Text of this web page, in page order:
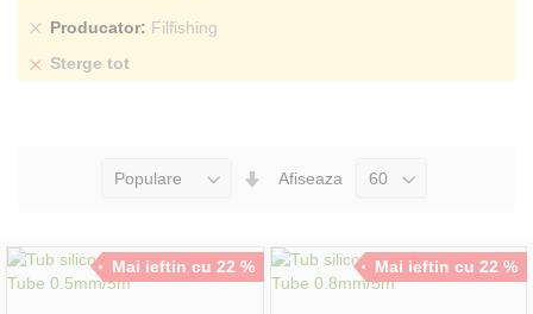
Seteaza
Afiseaza
Mai ieftin cu 22 % Mai ieftin cu 22 %
Producator Filfishing
Sterge
Sterge tot